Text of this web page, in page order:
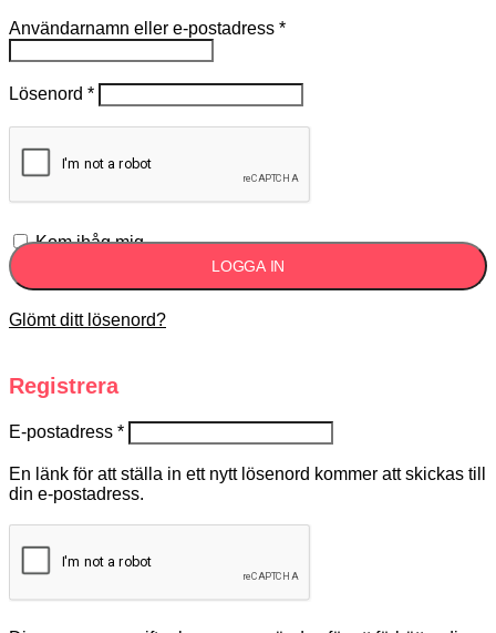
Användarnamn eller e-postadress *
Lösenord *
Kom ihåg mig
LOGGA IN
Glömt ditt lösenord?
Registrera
E-postadress *
En länk för att ställa in ett nytt lösenord kommer att skickas till
din e-postadress.